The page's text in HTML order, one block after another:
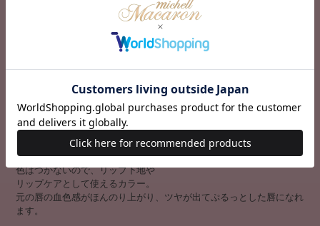
塗った瞬間から優れた保湿力で唇の乾燥を防ぎ、キメを整えふっくら
ぷるぷるのセクシーリップに♪
お休み前や、メイクの前にお使いいただくことをおすすめします。
【アテンション】
※配合成分により、刺激を感じる場合があります。
※こちらは衛生商品の為、ご注文誤り・サイズ違い等の返品交換を承
る事が出来かねますので、ご注文前にご確認をお願い致します。
【クリア】
色はつかないので、リップ下地や
リップケアとして使えるカラー。
元の唇の血色感がほんのり上がり、ツヤが出てぷるっとした唇になれ
ます。